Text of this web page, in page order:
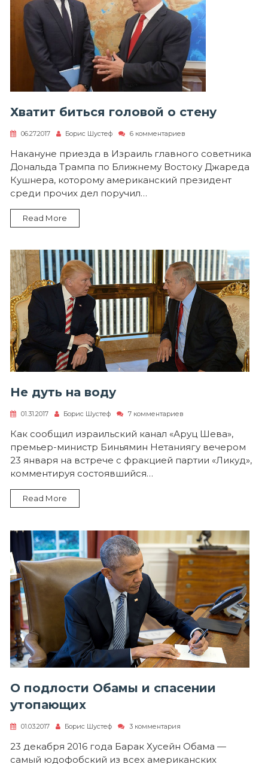
Хватит биться головой о стену
06.27.2017 Борис Шустеф 6 комментариев
Хватит
биться
головой
о
стену
Накануне приезда в Израиль главного советника
Дональда Трампа по Ближнему Востоку Джареда
Кушнера, которому американский президент
среди прочих дел поручил…
Read More
Не дуть на воду
01.31.2017 Борис Шустеф 7 комментариев
Не
дуть
на
воду
Как сообщил израильский канал «Аруц Шева»,
премьер-министр Биньямин Нетаниягу вечером
23 января на встрече с фракцией партии «Ликуд»,
комментируя состоявшийся…
Read More
О подлости Обамы и спасении
утопающих
01.03.2017 Борис Шустеф 3 комментария
О
подлости
Обамы
23 декабря 2016 года Барак Хусейн Обама —
самый юдофобский из всех американских